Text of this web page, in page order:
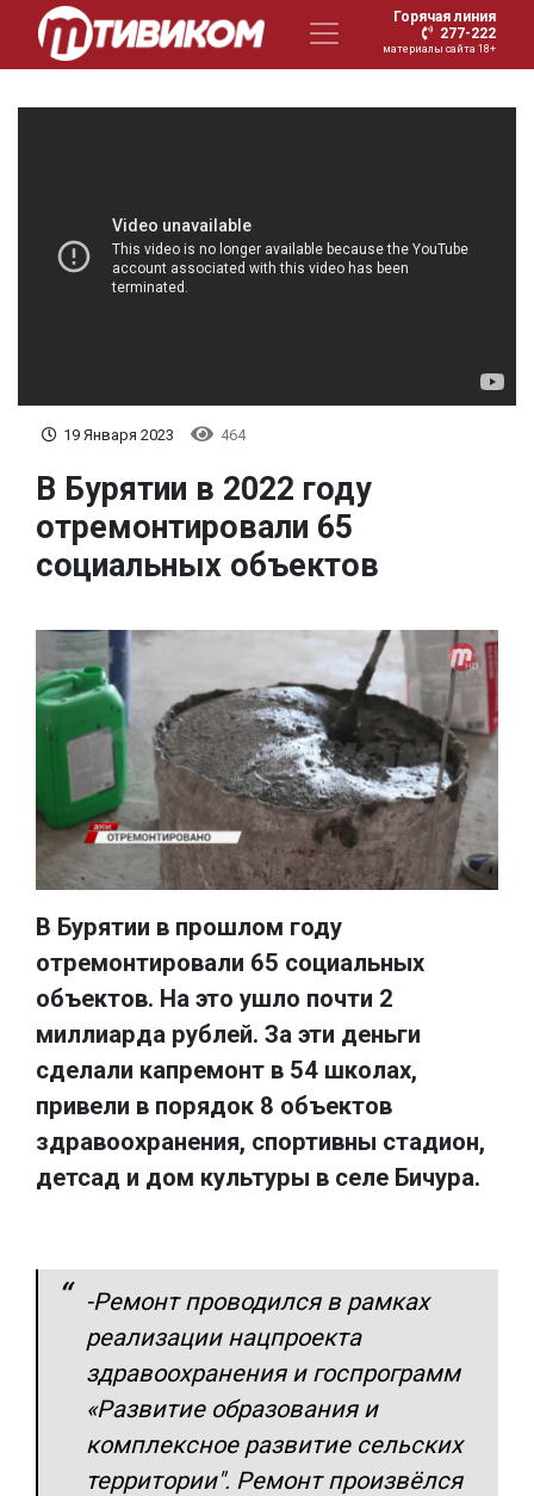
Горячая линия
277-222
материалы сайта 18+
19 Января 2023 464
В Бурятии в 2022 году
отремонтировали 65
социальных объектов
В Бурятии в прошлом году
отремонтировали 65 социальных
объектов. На это ушло почти 2
миллиарда рублей. За эти деньги
сделали капремонт в 54 школах,
привели в порядок 8 объектов
здравоохранения, спортивны стадион,
детсад и дом культуры в селе Бичура.
-Ремонт проводился в рамках
реализации нацпроекта
здравоохранения и госпрограмм
«Развитие образования и
комплексное развитие сельских
территории". Ремонт произвёлся